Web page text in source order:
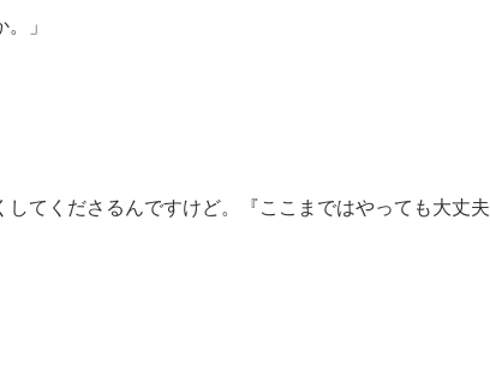
」
てくださるんですけど。『ここまではやっても大丈夫